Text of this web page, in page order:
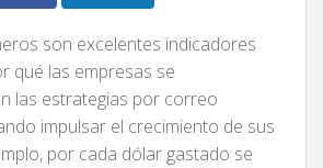
son excelentes indicadores
qué las empresas se
las estrategias por correo
impulsar el crecimiento de sus
por cada dólar gastado se